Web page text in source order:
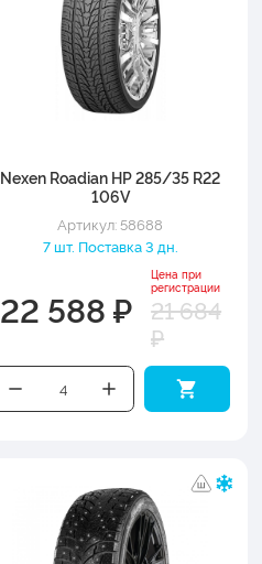
Nexen Roadian HP 285/35 R22
106V
Артикул: 58688
7 шт. Поставка 3 дн.
22 588 ₽
Цена при
регистрации
21 684
₽